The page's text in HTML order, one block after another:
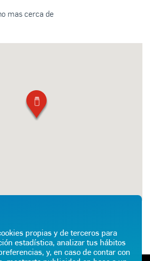
propias y de terceros para
estadística, analizar tus hábitos
y, en caso de contar con
mas cerca de